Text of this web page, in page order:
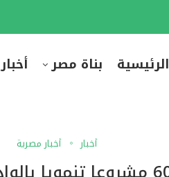
الرئيسية بناة مصر أخبار
أخبار أخبار مصرية